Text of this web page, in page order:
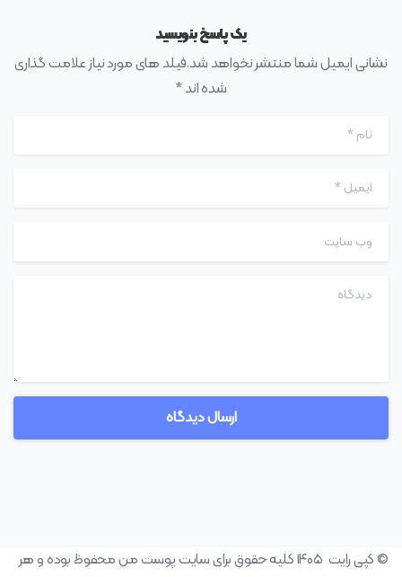
یک پاسخ بنویسید
نشانی ایمیل شما منتشر نخواهد شد.فیلد های مورد نیاز علامت گذاری
شده اند *
نام*
ایمیل *
وب سایت
دیدگاه
© کپی رایت ۱۴۰۵ کلیه حقوق برای سایت پوست من محفوظ بوده و هر